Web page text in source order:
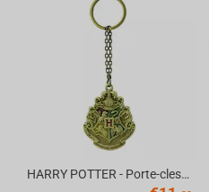
HARRY POTTER - Porte-cles 3D "embleme Poudlard"